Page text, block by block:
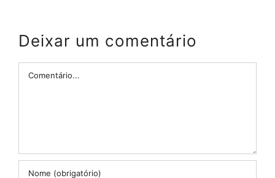
Deixar um comentário
Comentário